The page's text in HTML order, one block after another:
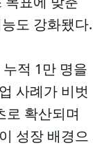
도 강화됐다.
적 1만 명을
사례가 비벗
로 확산되며
성장 배경으